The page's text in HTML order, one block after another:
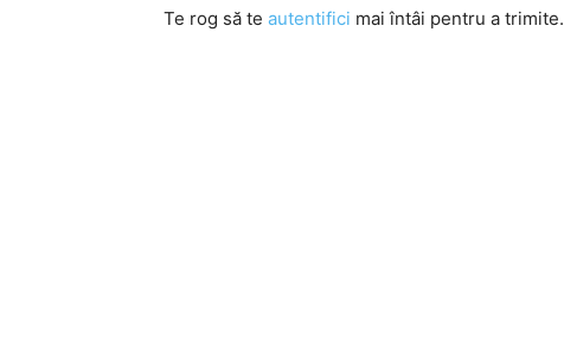
Te rog să te autentifici mai întâi pentru a trimite.